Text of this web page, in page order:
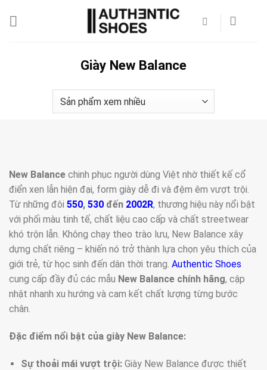
Giày New Balance
New Balance chinh phục người dùng Việt nhờ thiết kế cổ
điển xen lẫn hiện đại, form giày dễ đi và đệm êm vượt trội.
Từ những đôi 550, 530 đến 2002R, thương hiệu này nổi bật
với phối màu tinh tế, chất liệu cao cấp và chất streetwear
khó trộn lẫn. Không chạy theo trào lưu, New Balance xây
dựng chất riêng – khiến nó trở thành lựa chọn yêu thích của
giới trẻ, từ học sinh đến dân thời trang. Authentic Shoes
cung cấp đầy đủ các mẫu New Balance chính hãng, cập
nhật nhanh xu hướng và cam kết chất lượng từng bước
chân.
Đặc điểm nổi bật của giày New Balance:
Sự thoải mái vượt trội: Giày New Balance được thiết